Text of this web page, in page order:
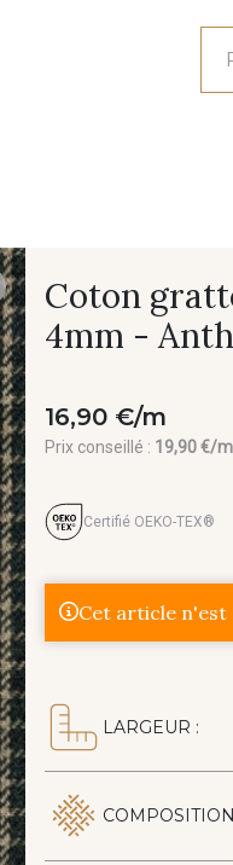
Coton
4mm -
16,90 €/m
Prix conseillé : 19,90 €/m
Certifié OEKO-TEX®
Cet article n'est
LARGEUR :